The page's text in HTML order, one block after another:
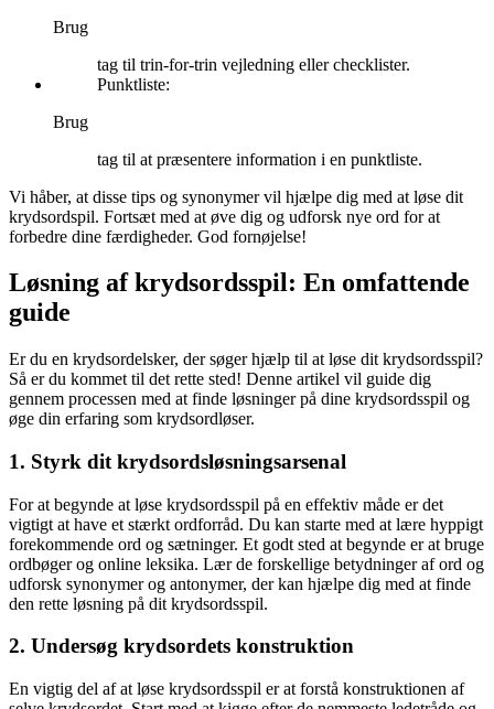
Brug
tag til trin-for-trin vejledning eller checklister.
Punktliste:
Brug
tag til at præsentere information i en punktliste.
Vi håber, at disse tips og synonymer vil hjælpe dig med at løse dit
krydsordspil. Fortsæt med at øve dig og udforsk nye ord for at
forbedre dine færdigheder. God fornøjelse!
Løsning af krydsordsspil: En omfattende
guide
Er du en krydsordelsker, der søger hjælp til at løse dit krydsordsspil?
Så er du kommet til det rette sted! Denne artikel vil guide dig
gennem processen med at finde løsninger på dine krydsordsspil og
øge din erfaring som krydsordløser.
1. Styrk dit krydsordsløsningsarsenal
For at begynde at løse krydsordsspil på en effektiv måde er det
vigtigt at have et stærkt ordforråd. Du kan starte med at lære hyppigt
forekommende ord og sætninger. Et godt sted at begynde er at bruge
ordbøger og online leksika. Lær de forskellige betydninger af ord og
udforsk synonymer og antonymer, der kan hjælpe dig med at finde
den rette løsning på dit krydsordsspil.
2. Undersøg krydsordets konstruktion
En vigtig del af at løse krydsordsspil er at forstå konstruktionen af